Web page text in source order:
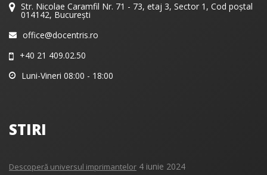
Str. Nicolae Caramfil Nr. 71 - 73, etaj 3, Sector 1, Cod poștal
014142, București
office@docentris.ro
+40 21 409.02.50
Luni-Vineri 08:00 - 18:00
STIRI
Descoperă universul imprimantelor 4 iunie 2024